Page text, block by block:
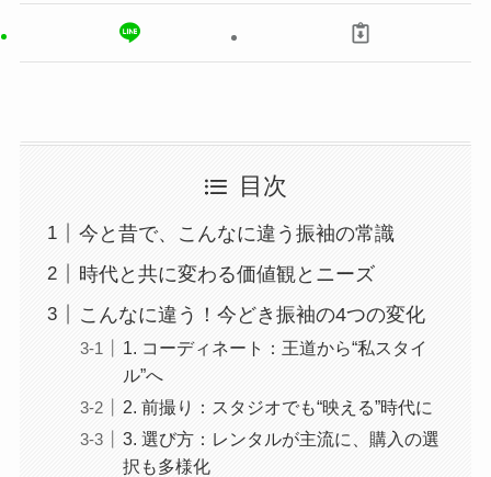
目次
今と昔で、こんなに違う振袖の常識
時代と共に変わる価値観とニーズ
こんなに違う！今どき振袖の4つの変化
1. コーディネート：王道から“私スタイ
ル”へ
2. 前撮り：スタジオでも“映える”時代に
3. 選び方：レンタルが主流に、購入の選
択も多様化